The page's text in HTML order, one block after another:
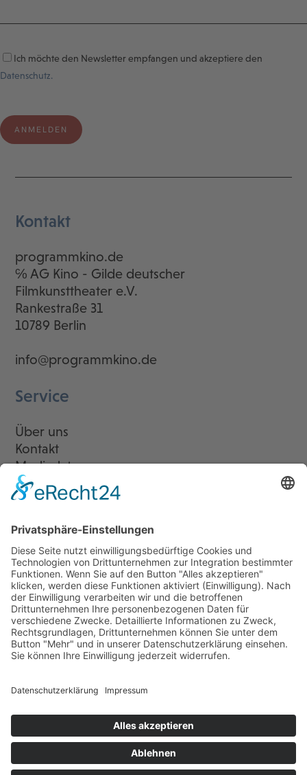
Ich möchte den Newsletter empfangen und akzeptiere den
Datenschutz.
Kontakt
programmkino.de
℅ AG Kino - Gilde deutscher
Filmkunsttheater e.V.
Rankestraße 31
10789 Berlin
info@programmkino.de
Service
Über uns
Kontakt
Mediadaten
Newsletter
LogIn
Legal
Impressum
Datenschutzerklärung
Cookie-Einstellungen
Programmkino.de richtet sich an Film- und Kinobegeisterte jeden
Geschlechts. Zur besseren Lesbarkeit haben wir uns aber entschlossen,
auf eine Doppelnennung oder Genderzeichen zu verzichten. Wo möglich